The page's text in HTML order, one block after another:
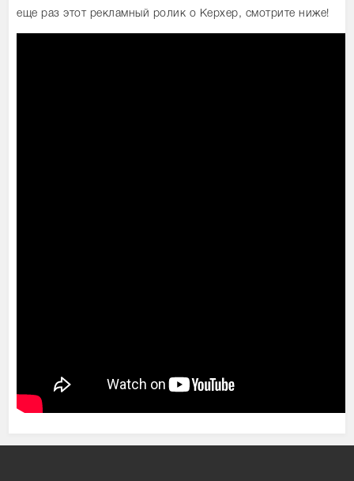
еще раз этот рекламный ролик о Керхер, смотрите ниже!